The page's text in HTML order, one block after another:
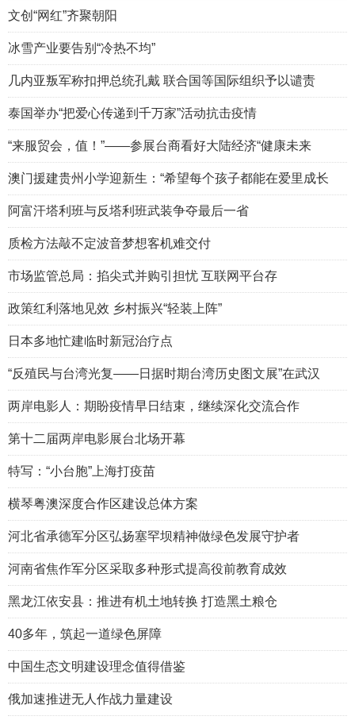
文创“网红”齐聚朝阳
冰雪产业要告别“冷热不均”
几内亚叛军称扣押总统孔戴 联合国等国际组织予以谴责
泰国举办“把爱心传递到千万家”活动抗击疫情
“来服贸会，值！”——参展台商看好大陆经济“健康未来
澳门援建贵州小学迎新生：“希望每个孩子都能在爱里成长
阿富汗塔利班与反塔利班武装争夺最后一省
质检方法敲不定波音梦想客机难交付
市场监管总局：掐尖式并购引担忧 互联网平台存
政策红利落地见效 乡村振兴“轻装上阵”
日本多地忙建临时新冠治疗点
“反殖民与台湾光复——日据时期台湾历史图文展”在武汉
两岸电影人：期盼疫情早日结束，继续深化交流合作
第十二届两岸电影展台北场开幕
特写：“小台胞”上海打疫苗
横琴粤澳深度合作区建设总体方案
河北省承德军分区弘扬塞罕坝精神做绿色发展守护者
河南省焦作军分区采取多种形式提高役前教育成效
黑龙江依安县：推进有机土地转换 打造黑土粮仓
40多年，筑起一道绿色屏障
中国生态文明建设理念值得借鉴
俄加速推进无人作战力量建设